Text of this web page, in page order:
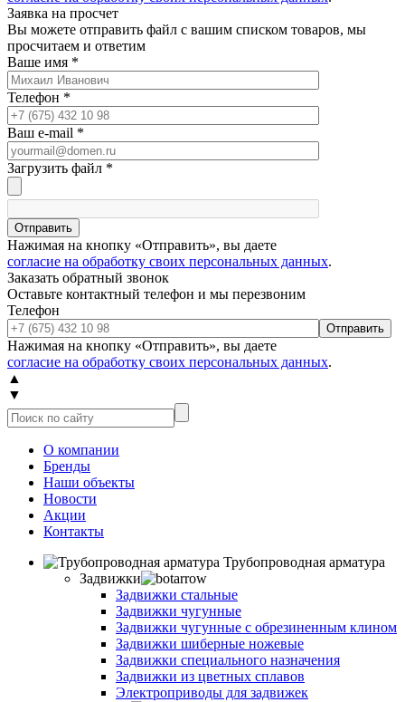
Заявка на просчет
Вы можете отправить файл с вашим списком товаров, мы
просчитаем и ответим
Ваше имя *
Телефон *
Ваш e-mail *
Загрузить файл *
Отправить
Нажимая на кнопку «Отправить», вы даете
согласие на обработку своих персональных данных.
Заказать обратный звонок
Оставьте контактный телефон и мы перезвоним
Телефон
Отправить
Нажимая на кнопку «Отправить», вы даете
согласие на обработку своих персональных данных.
▲
▼
О компании
Бренды
Наши объекты
Новости
Акции
Контакты
Трубопроводная арматура
Задвижки
Задвижки стальные
Задвижки чугунные
Задвижки чугунные с обрезиненным клином
Задвижки шиберные ножевые
Задвижки специального назначения
Задвижки из цветных сплавов
Электроприводы для задвижек